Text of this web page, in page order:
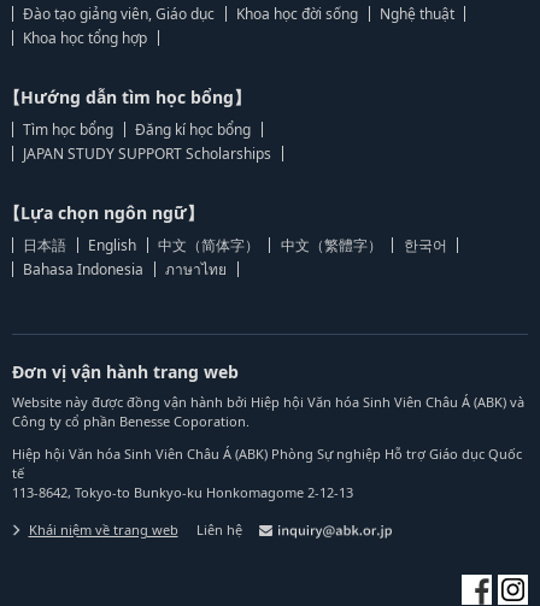
Đào tạo giảng viên, Giáo dục
Khoa học đời sống
Nghệ thuật
Khoa học tổng hợp
【Hướng dẫn tìm học bổng】
Tìm học bổng
Đăng kí học bổng
JAPAN STUDY SUPPORT Scholarships
【Lựa chọn ngôn ngữ】
日本語 English 中文（简体字） 中文（繁體字）
한국어
Bahasa Indonesia
ภาษาไทย
Đơn vị vận hành trang web
Website này được đồng vận hành bởi Hiệp hội Văn hóa Sinh Viên Châu Á (ABK) và
Công ty cổ phần Benesse Coporation.
Hiệp hội Văn hóa Sinh Viên Châu Á (ABK) Phòng Sự nghiệp Hỗ trợ Giáo dục Quốc
tế
113-8642, Tokyo-to Bunkyo-ku Honkomagome 2-12-13
Khái niệm về trang web Liên hệ